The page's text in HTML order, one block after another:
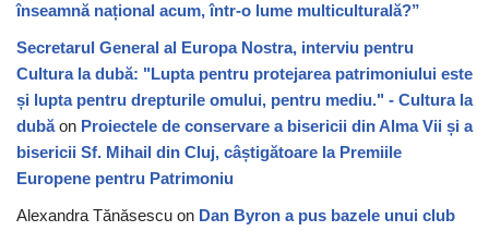
înseamnă național acum, într-o lume multiculturală?”
Secretarul General al Europa Nostra, interviu pentru
Cultura la dubă: "Lupta pentru protejarea patrimoniului este
și lupta pentru drepturile omului, pentru mediu." - Cultura la
dubăon Proiectele de conservare a bisericii din Alma Vii și a
bisericii Sf. Mihail din Cluj, câștigătoare la Premiile
Europene pentru Patrimoniu
Alexandra Tănăsescu on Dan Byron a pus bazele unui club